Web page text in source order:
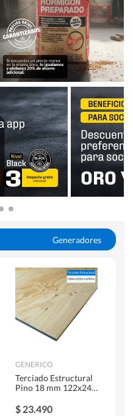
Generadores
Sierras Circulares
GENERICO
Terciado Estructural
Pino 18 mm 122x244
$ 23.490